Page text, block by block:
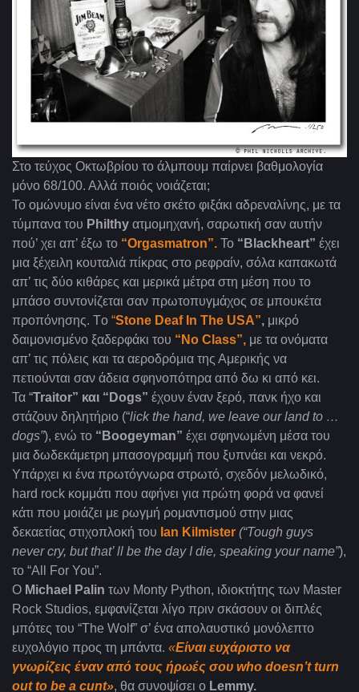
Στο τεύχος Οκτωβρίου το άλμπουμ παίρνει βαθμολογία
μόνο 68/100. Αλλά ποιός νοιάζεται;
Το ομώνυμο είναι ένα νέτο σκέτο φιξάκι αδρεναλίνης, με τα
τύμπανα του Philthy ατμομηχανή, σαρωτική σαν αυτήν
πού’ χει απ’ έξω το “Orgasmatron”. Το “ Blackheart” έχει
μια ξέχειλη κουταλιά πίκρας στο ρεφραίν, σόλα καπακωτά
απ’ τις δύο κιθάρες και μερικά μέτρα στη μέση που το
μπάσο συντονίζεται σαν πρωτοπυγμάχος σε μπουκέτα
προπόνησης. Tο “Stone Deaf In The USA”, μικρό
δαιμονισμένο ξαδερφάκι του “No Class”, με τα ονόματα
απ’ τις πόλεις και τα αεροδρόμια της Αμερικής να
πετιούνται σαν άδεια σφηνοπότηρα από δω κι από κει.
Τα “Traitor” και “Dogs” έχουν έναν ξερό, πανκ ήχο και
στάζουν δηλητήριο (“lick the hand, we leave our land to …
dogs”), ενώ το “Boogeyman” έχει σφηνωμένη μέσα του
μια δωδεκάμετρη μπασογραμμή που ξυπνάει και νεκρό.
Υπάρχει κι ένα πρωτόγνωρα στρωτό, σχεδόν μελωδικό,
hard rock κομμάτι που αφήνει για πρώτη φορά να φανεί
κάτι που μοιάζει με ρωγμή ρομαντισμού στην μιας
δεκαετίας στιχοπλοκή του Ian Kilmister (“Tough guys
never cry, but that’ll be the day I die, speaking your name”),
το “All For You”.
Ο Michael Palin των Monty Python, ιδιοκτήτης των Master
Rock Studios, εμφανίζεται λίγο πριν σκάσουν οι διπλές
μπότες του “The Wolf” σ’ ένα απολαυστικό μονόλεπτο
ευχολόγιο προς τη μπάντα. «Είναι ευχάριστο να
γνωρίζεις έναν από τους ήρωές σου who doesn’t turn
out to be a cunt», θα συνοψίσει ο Lemmy.